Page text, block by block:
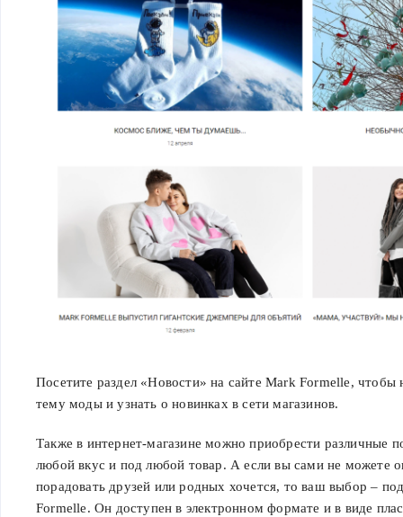
Посетите раздел «Новости» на сайте Mark Formelle, чтобы
тему моды и узнать о новинках в сети магазинов.
Также в интернет-магазине можно приобрести различные
любой вкус и под любой товар. А если вы сами не можете
порадовать друзей или родных хочется, то ваш выбор –
Formelle. Он доступен в электронном формате и в виде